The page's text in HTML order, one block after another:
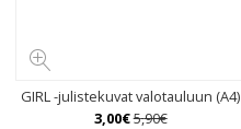
GIRL -julistekuvat valotauluun (A4)
3,00€5,90€